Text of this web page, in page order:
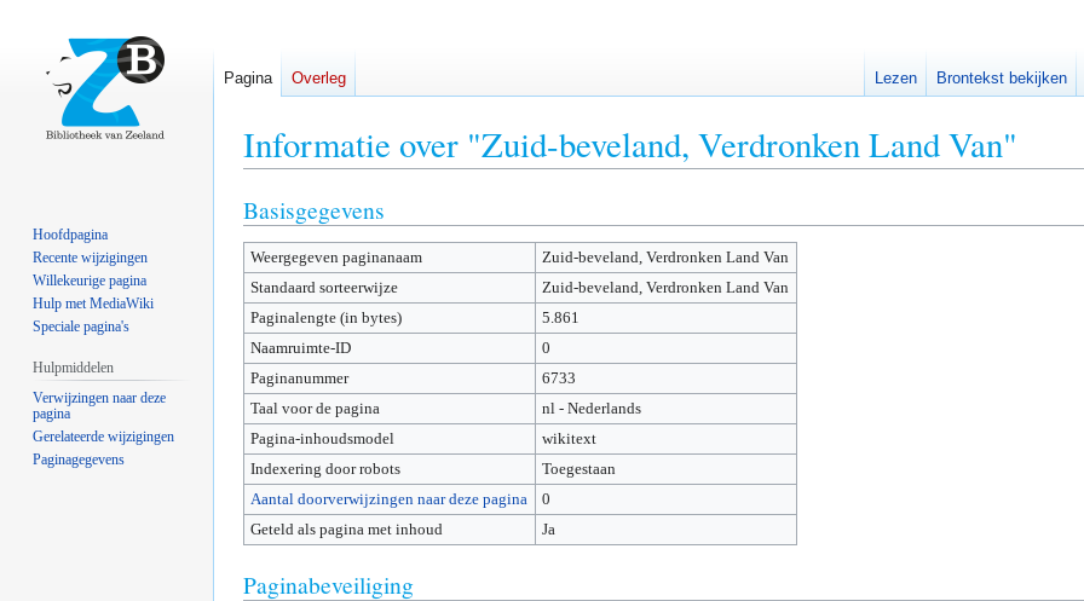
Informatie over "Zuid-beveland, Verdronken Land Van"
Naar
navigatie
springen
Naar
zoeken
springen
Basisgegevens
Weergegeven paginanaam
Zuid-beveland, Verdronken Land Van
Standaard sorteerwijze
Zuid-beveland, Verdronken Land Van
Paginalengte (in bytes)
5.861
Naamruimte-ID
0
Paginanummer
6733
Taal voor de pagina
nl - Nederlands
Pagina-inhoudsmodel
wikitext
Indexering door robots
Toegestaan
Aantal doorverwijzingen naar deze pagina
0
Geteld als pagina met inhoud
Ja
Paginabeveiliging
Pagina Overleg Lezen Brontekst bekijken
Hoofdpagina
Recente wijzigingen
Willekeurige pagina
Hulp met MediaWiki
Speciale pagina's
Hulpmiddelen
Verwijzingen naar deze
pagina
Gerelateerde wijzigingen
Paginagegevens